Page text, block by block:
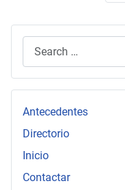
Antecedentes
Directorio
Inicio
Contactar